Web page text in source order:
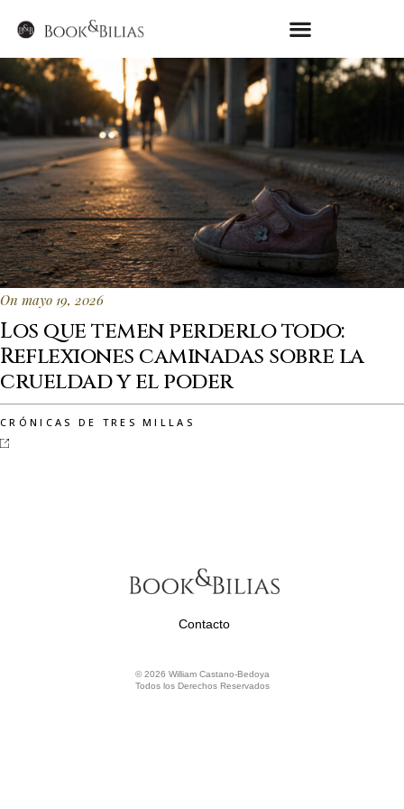
On mayo 19, 2026
Los que temen perderlo todo:
Reflexiones caminadas sobre la
crueldad y el poder
CRÓNICAS DE TRES MILLAS
Contacto
© 2026 William Castano-Bedoya
Todos los Derechos Reservados